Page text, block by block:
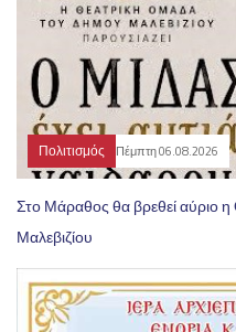
Πολιτισμός Πέμπτη 06.08.2026
Στο Μάραθος θα βρεθεί αύριο
Μαλεβιζίου